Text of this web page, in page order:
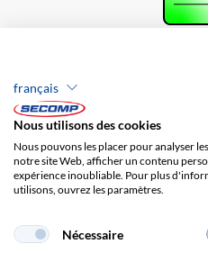
Brands
Protection des données
Frais
français
Nous utilisons des cookies
Nous pouvons les placer pour analyser
notre site Web, afficher un contenu
expérience inoubliable. Pour plus
utilisons, ouvrez les paramètres.
Nécessaire